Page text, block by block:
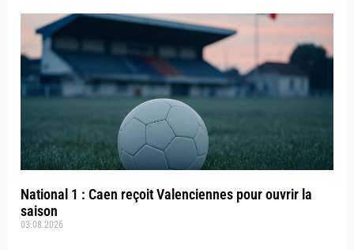
National 1 : Caen reçoit Valenciennes pour ouvrir la
saison
03.08.2026